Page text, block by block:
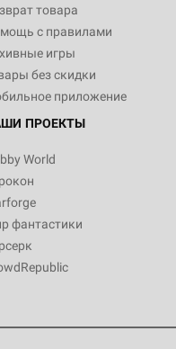
товара
с правилами
игры
без скидки
приложение
ПРОЕКТЫ
World
фантастики